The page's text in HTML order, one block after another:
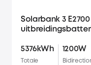
Solarbank 3 E2700
5376kWh
Totale
1200W